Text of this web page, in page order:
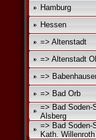
Hamburg
Hessen
=> Altenstadt
=> Altenstadt
=>
=> Bad Orb
=> Bad Soden-
Alsberg
=> Bad Soden-
Kath. Willenroth